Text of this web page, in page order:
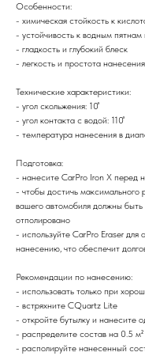
Особенности:
- химическая стойкость к
- устойчивость к водным
- гладкость и глубокий блеск
- легкость и простота нанесения
Технические характеристики:
- угол скольжения: 10 ̊
- угол контакта с водой: 110 ̊
- температура нанесения в
Подготовка:
- нанесите CarPro Iron X перед
- чтобы достичь максимального
вашего автомобиля должны
отполировано
- используйте CarPro Eraser для
нанесению, что обеспечит
Рекомендации по нанесению:
- использовать только при
- встряхните CQuartz Lite
- откройте бутылку и нанесите
- распределите состав на 0.5
- располируйте нанесенный